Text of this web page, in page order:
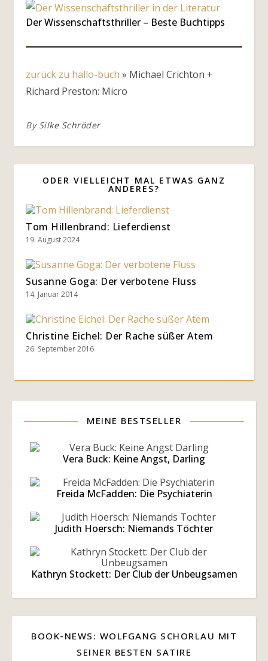
Der Wissenschaftsthriller – Beste Buchtipps
zurück zu hallo-buch » Michael Crichton +
Richard Preston: Micro
By Silke Schröder
ODER VIELLEICHT MAL ETWAS GANZ
ANDERES?
Tom Hillenbrand: Lieferdienst
19. August 2024
Susanne Goga: Der verbotene Fluss
14. Januar 2014
Christine Eichel: Der Rache süßer Atem
26. September 2016
MEINE BESTSELLER
Vera Buck: Keine Angst, Darling
Freida McFadden: Die Psychiaterin
Judith Hoersch: Niemands Töchter
Kathryn Stockett: Der Club der Unbeugsamen
BOOK-NEWS: WOLFGANG SCHORLAU MIT
SEINER BESTEN SATIRE